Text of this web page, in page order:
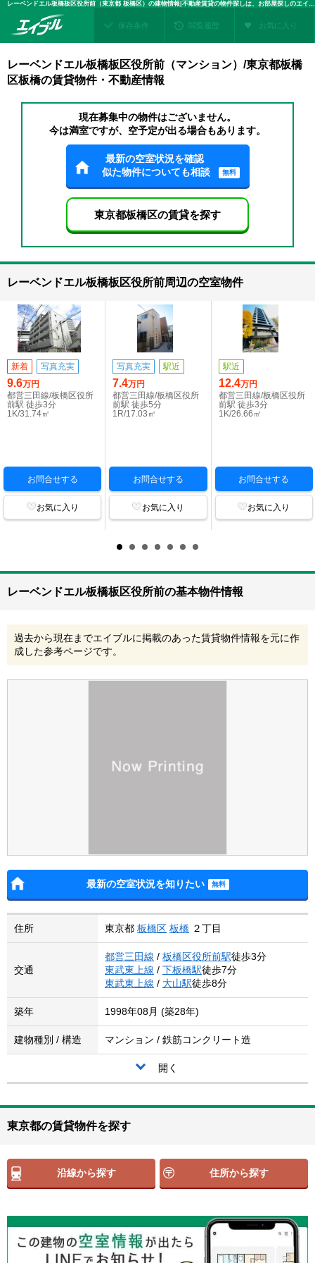
レーベンドエル板橋板区役所前（東京都 板橋区）の建物情報|不動産賃貸の物件探しは、お部屋探しのエイブル
保存条件 閲覧履歴 お気に入り
レーベンドエル板橋板区役所前（マンション）/東京都板橋
区板橋の賃貸物件・不動産情報
現在募集中の物件はございません。
今は満室ですが、空予定が出る場合もあります。
最新の空室状況を確認
似た物件についても相談
無料
東京都板橋区の賃貸を探す
レーベンドエル板橋板区役所前周辺の空室物件
新着 写真充実
9.6万円
都営三田線/板橋区役所
前駅 徒歩3分
1K/31.74㎡
お問合せする
お気に入り
写真充実 駅近
7.4万円
都営三田線/板橋区役所
前駅 徒歩5分
1R/17.03㎡
お問合せする
お気に入り
駅近
12.4万円
都営三田線/板橋区役所
前駅 徒歩3分
1K/26.66㎡
お問合せする
お気に入り
レーベンドエル板橋板区役所前の基本物件情報
過去から現在までエイブルに掲載のあった賃貸物件情報を元に作
成した参考ページです。
最新の空室状況を知りたい
住所 東京都 板橋区 板橋 ２丁目
交通
都営三田線 / 板橋区役所前駅徒歩3分
東武東上線 / 下板橋駅徒歩7分
東武東上線 / 大山駅徒歩8分
築年 1998年08月 (築28年)
建物種別 / 構造 マンション / 鉄筋コンクリート造
開く
東京都の賃貸物件を探す
沿線から探す 住所から探す